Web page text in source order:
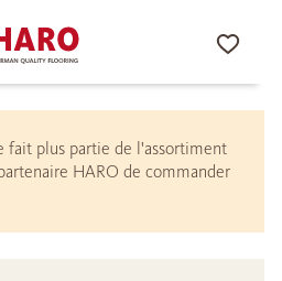
fait plus partie de l'assortiment
HARO de commander